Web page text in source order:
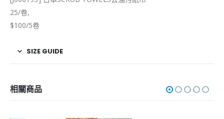
25/卷,
$100/5卷
SIZE GUIDE
相關商品